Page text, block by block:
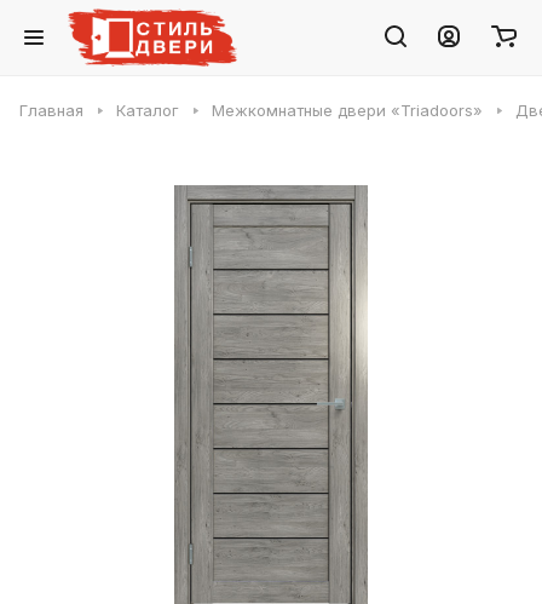
Главная Каталог Межкомнатные двери «Triadoors»